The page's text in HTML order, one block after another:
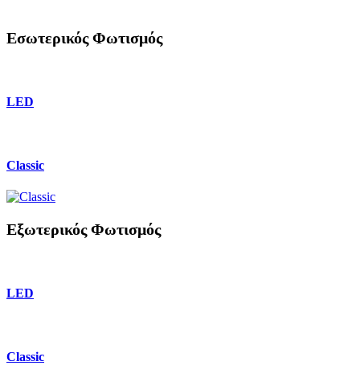
Εσωτερικός Φωτισμός
LED
Classic
Εξωτερικός Φωτισμός
LED
Classic